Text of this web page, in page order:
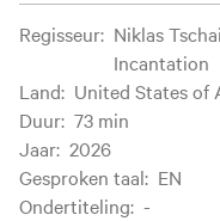
Filminformatie
Regisseur: Niklas
Incantation
Land: United States of
Duur: 73 min
Jaar: 2026
Gesproken taal: EN
Ondertiteling: -